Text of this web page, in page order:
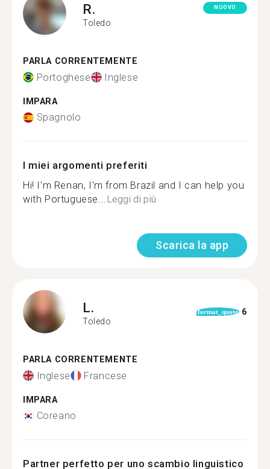
R.
Toledo
NUOVO
PARLA CORRENTEMENTE
Portoghese Inglese
IMPARA
Spagnolo
I miei argomenti preferiti
Hi! I'm Renan, I'm from Brazil and I can help you
with Portuguese...Leggi di più
Scarica la app
L.
Toledo
format_quote 6
PARLA CORRENTEMENTE
Inglese Francese
IMPARA
Coreano
Partner perfetto per uno scambio linguistico